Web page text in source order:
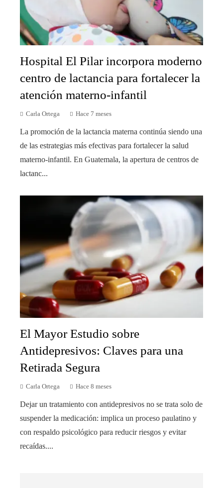
Hospital El Pilar incorpora moderno
centro de lactancia para fortalecer la
atención materno-infantil
Carla Ortega Hace 7 meses
La promoción de la lactancia materna continúa siendo una
de las estrategias más efectivas para fortalecer la salud
materno-infantil. En Guatemala, la apertura de centros de
lactanc...
El Mayor Estudio sobre
Antidepresivos: Claves para una
Retirada Segura
Carla Ortega Hace 8 meses
Dejar un tratamiento con antidepresivos no se trata solo de
suspender la medicación: implica un proceso paulatino y
con respaldo psicológico para reducir riesgos y evitar
recaídas....